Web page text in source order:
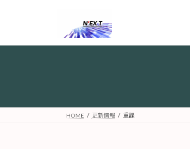
プ
動
HOME 更新情報 重課